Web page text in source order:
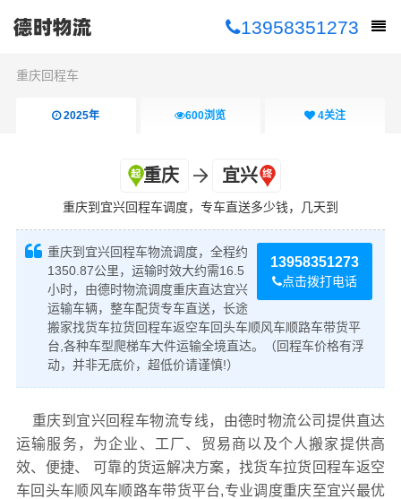
13958351273
重庆回程车
2025年 600浏览 4关注
重庆 宜兴
重庆到宜兴回程车调度，专车直送多少钱，几天到
13958351273
点击拨打电话
重庆到宜兴回程车物流调度，全程约
1350.87公里，运输时效大约需16.5
小时，由德时物流调度重庆直达宜兴
运输车辆，整车配货专车直送，长途
搬家找货车拉货回程车返空车回头车顺风车顺路车带货平
台,各种车型爬梯车大件运输全境直达。（回程车价格有浮
动，并非无底价，超低价请谨慎!）
重庆到宜兴回程车物流专线，由德时物流公司提供直达
运输服务，为企业、工厂、贸易商以及个人搬家提供高
效、便捷、 可靠的货运解决方案，找货车拉货回程车返空
车回头车顺风车顺路车带货平台,专业调度重庆至宜兴最优